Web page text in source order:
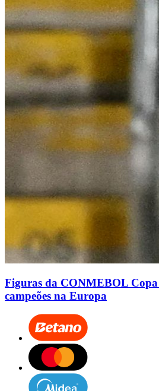
Figuras da CONMEBOL
campeões na Europa